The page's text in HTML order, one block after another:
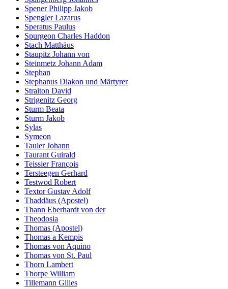
Spener Philipp Jakob
Spengler Lazarus
Speratus Paulus
Spurgeon Charles Haddon
Stach Matthäus
Staupitz Johann von
Steinmetz Johann Adam
Stephan
Stephanus Diakon und Märtyrer
Straiton David
Strigenitz Georg
Sturm Beata
Sturm Jakob
Sylas
Symeon
Tauler Johann
Taurant Guirald
Teissier François
Tersteegen Gerhard
Testwod Robert
Textor Gustav Adolf
Thaddäus (Apostel)
Thann Eberhardt von der
Theodosia
Thomas (Apostel)
Thomas a Kempis
Thomas von Aquino
Thomas von St. Paul
Thorn Lambert
Thorpe William
Tillemann Gilles